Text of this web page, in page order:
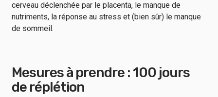
cerveau déclenchée par le placenta, le manque de
nutriments, la réponse au stress et (bien sûr) le manque
de sommeil.
Mesures à prendre : 100 jours
de réplétion